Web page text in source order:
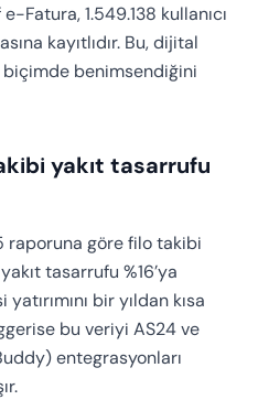
Fatura, 1.549.138 kullanıcı
kayıtlıdır. Bu, dijital
biçimde benimsendiğini
yakıt tasarrufu
raporuna göre filo takibi
tasarrufu %16’ya
yatırımını bir yıldan kısa
bu veriyi AS24 ve
entegrasyonları